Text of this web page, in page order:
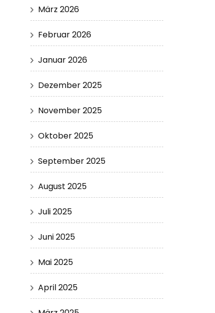
März 2026
Februar 2026
Januar 2026
Dezember 2025
November 2025
Oktober 2025
September 2025
August 2025
Juli 2025
Juni 2025
Mai 2025
April 2025